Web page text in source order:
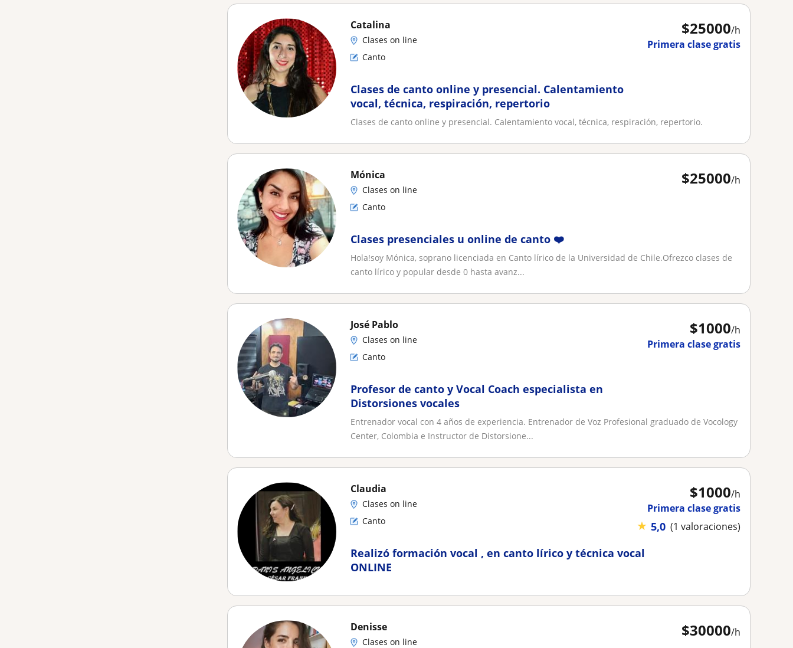
$25000/h
Primera clase gratis
Catalina
Clases on line
Canto
Clases de canto online y presencial. Calentamiento
vocal, técnica, respiración, repertorio
Clases de canto online y presencial. Calentamiento vocal, técnica, respiración, repertorio.
$25000/h
Mónica
Clases on line
Canto
Clases presenciales u online de canto ❤️
Hola!soy Mónica, soprano licenciada en Canto lírico de la Universidad de Chile.Ofrezco clases de
canto lírico y popular desde 0 hasta avanz...
$1000/h
Primera clase gratis
José Pablo
Clases on line
Canto
Profesor de canto y Vocal Coach especialista en
Distorsiones vocales
Entrenador vocal con 4 años de experiencia. Entrenador de Voz Profesional graduado de Vocology
Center, Colombia e Instructor de Distorsione...
$1000/h
Primera clase gratis
★ 5,0 (1 valoraciones)
Claudia
Clases on line
Canto
Realizó formación vocal , en canto lírico y técnica vocal
ONLINE
$30000/h
Denisse
Clases on line